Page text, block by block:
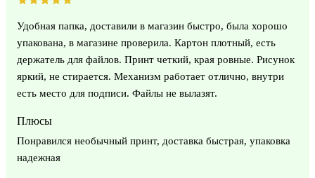
Удобная папка, доставили в магазин быстро, была хорошо
упакована, в магазине проверила. Картон плотный, есть
держатель для файлов. Принт четкий, края ровные. Рисунок
яркий, не стирается. Механизм работает отлично, внутри
есть место для подписи. Файлы не вылазят.
Плюсы
Понравился необычный принт, доставка быстрая, упаковка
надежная